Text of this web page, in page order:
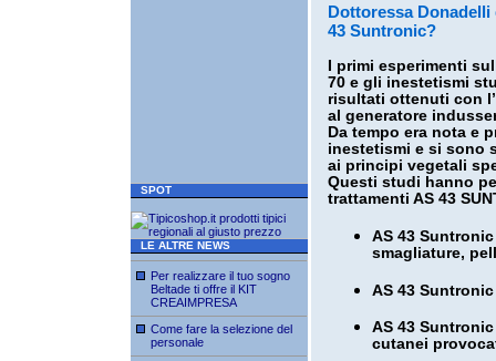
SPOT
LE ALTRE NEWS
Per realizzare il tuo sogno
Beltade ti offre il KIT
CREAIMPRESA
Come fare la selezione del
personale
Dottoressa
43 Suntronic?
I primi esperimenti
70 e gli inestetismi
risultati ottenuti con
al generatore
Da tempo era nota e
inestetismi e si sono
ai principi vegetali
Questi studi hanno
trattamenti AS 43
AS 43
smagliature,
AS 43
AS 43
cutanei